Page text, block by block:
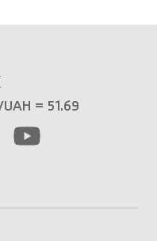
= 51.69